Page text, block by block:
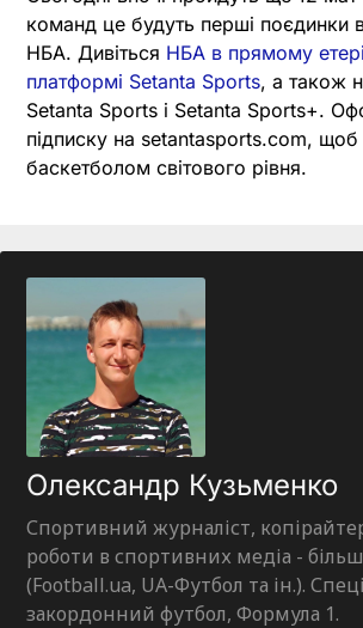
команд це будуть перші поєдинки
НБА. Дивіться НБА в прямому
платформі Setanta Sports, а також
Setanta Sports і Setanta Sports+.
підписку на setantasports.com, щоб
баскетболом світового рівня.
Олександр Кузьменко
Спортивний журналіст,
роботи в спортивних медіа -
(Football.ua, UA-Футбол та ін.).
закордонний футбол, Формула 1.